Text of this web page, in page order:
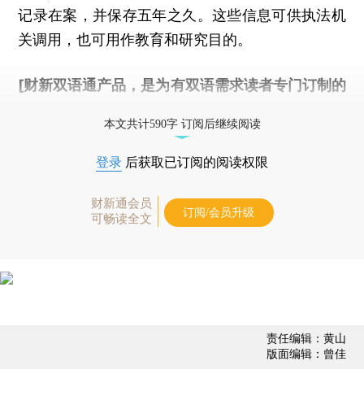
记录在案，并保存五年之久。这些信息可供执法机
关调用，也可用作教育和研究目的。
[财新双语通产品，是为有双语需求读者专门订制的
本文共计590字 订阅后继续阅读
登录 后获取已订阅的阅读权限
财新通会员
可畅读全文
订阅/会员升级
责任编辑：黄山
版面编辑：曾佳